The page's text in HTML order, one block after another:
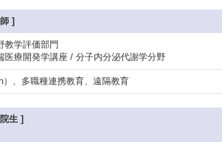
]
教学評価部門
療開発学講座 / 分子内分泌代謝学分野
、多職種連携教育、遠隔教育
生 ]